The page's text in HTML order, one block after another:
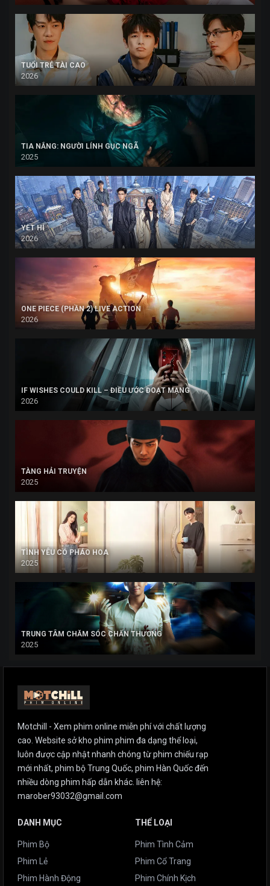
TUỔI TRẺ TÀI CAO
2026
TIA NẮNG: NGƯỜI LÍNH GỤC NGÃ
2025
YẾT HÍ
2026
ONE PIECE (PHẦN 2) LIVE ACTION
2026
IF WISHES COULD KILL – ĐIỀU ƯỚC ĐOẠT MẠNG
2026
TÀNG HẢI TRUYỆN
2025
TÌNH YÊU CÓ PHÁO HOA
2025
TRUNG TÂM CHĂM SÓC CHẤN THƯƠNG
2025
Motchill - Xem phim online miễn phí với chất lượng
cao. Website sở kho phim phim đa dạng thể loại,
luôn được cập nhật nhanh chóng từ phim chiếu rạp
mới nhất, phim bộ Trung Quốc, phim Hàn Quốc đến
nhiều dòng phim hấp dẫn khác. liên hệ:
marober93032@gmail.com
DANH MỤC
Phim Bộ
Phim Lẻ
Phim Hành Động
THỂ LOẠI
Phim Tình Cảm
Phim Cổ Trang
Phim Chính Kịch